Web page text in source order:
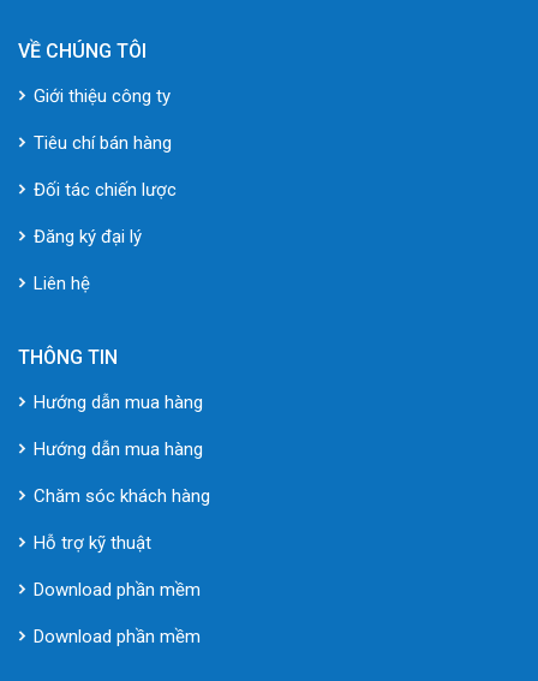
VỀ CHÚNG TÔI
Giới thiệu công ty
Tiêu chí bán hàng
Đối tác chiến lược
Đăng ký đại lý
Liên hệ
THÔNG TIN
Hướng dẫn mua hàng
Hướng dẫn mua hàng
Chăm sóc khách hàng
Hỗ trợ kỹ thuật
Download phần mềm
Download phần mềm